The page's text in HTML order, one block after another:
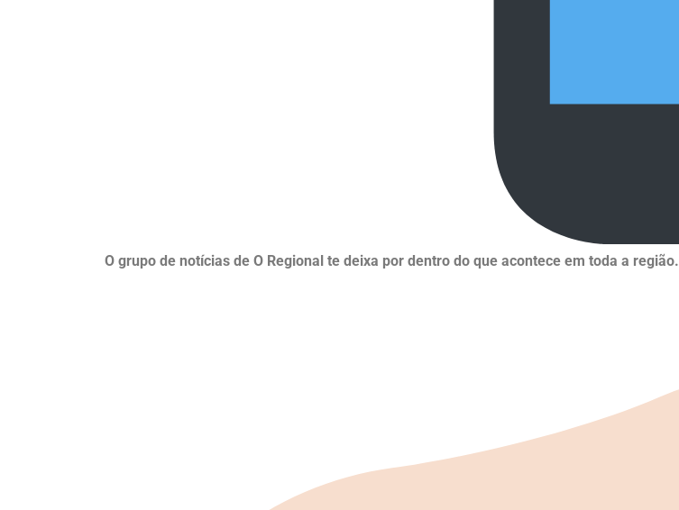
O grupo de notícias de O Regional te deixa por dentro do que acontece em toda a região.